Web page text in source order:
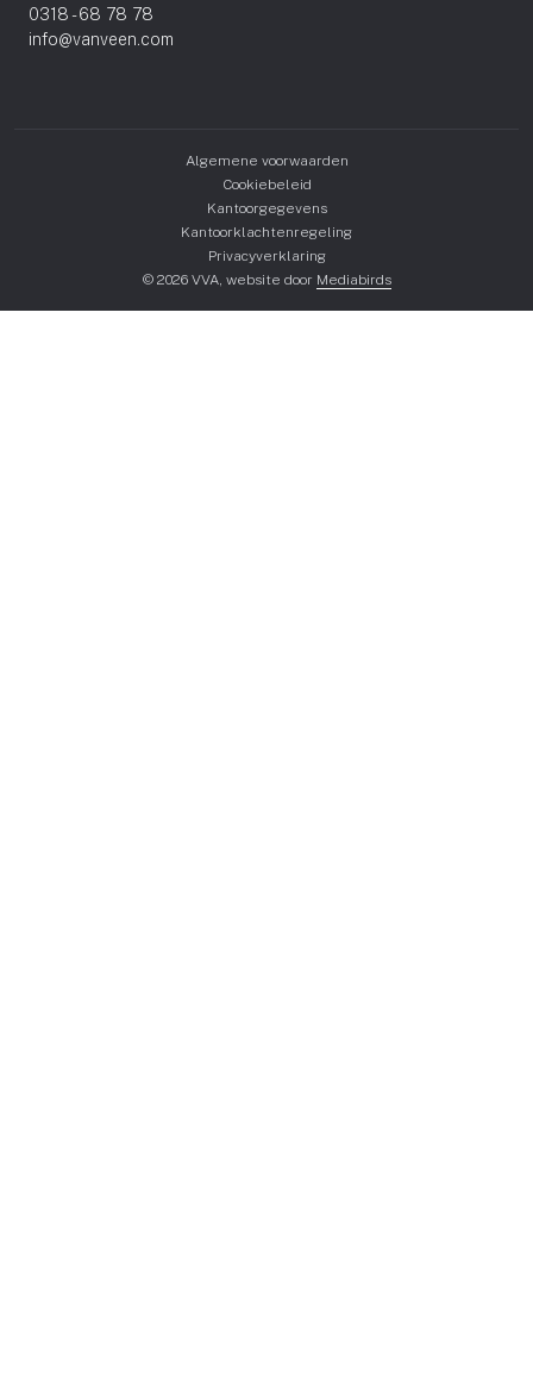
0318 - 68 78 78
info@vanveen.com
Algemene voorwaarden
Cookiebeleid
Kantoorgegevens
Kantoorklachtenregeling
Privacyverklaring
© 2026 VVA, website door Mediabirds